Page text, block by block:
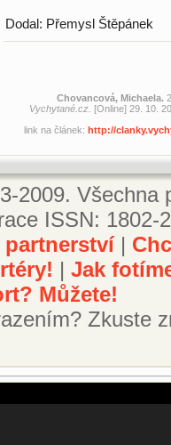
Dodal: Přemysl Štěpánek
Chovancová, Michaela.
Vychytané.cz. [Online] 29. 10.
link na článek: http://
2009.
ISSN: 1802-
|
| Jak
Můžete!
Zkuste